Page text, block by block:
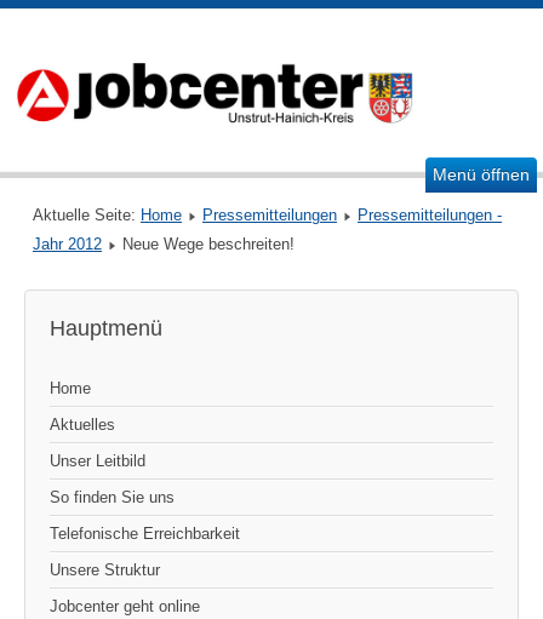
Menü öffnen
Aktuelle Seite: Home Pressemitteilungen
Pressemitteilungen -
Jahr 2012
Neue Wege beschreiten!
Hauptmenü
Home
Aktuelles
Unser Leitbild
So finden Sie uns
Telefonische Erreichbarkeit
Unsere Struktur
Jobcenter geht online